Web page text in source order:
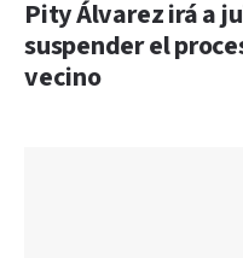
Pity Álvarez irá a
suspender el
vecino